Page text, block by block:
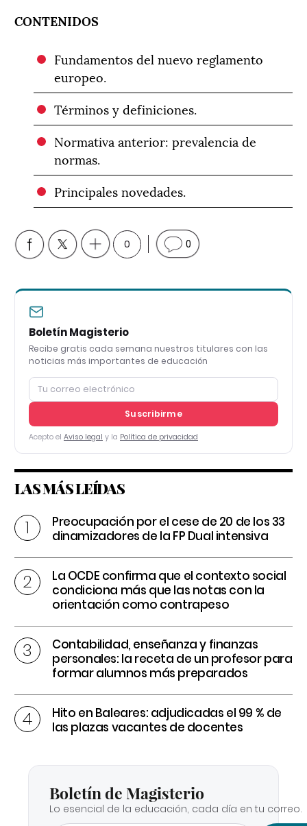
CONTENIDOS
Fundamentos del nuevo reglamento
europeo.
Términos y definiciones.
Normativa anterior: prevalencia de
normas.
Principales novedades.
0 0
Boletín Magisterio
Recibe gratis cada semana nuestros titulares con las
noticias más importantes de educación
Suscribirme
Acepto el Aviso legal y la Política de privacidad
LAS MÁS LEÍDAS
Preocupación por el cese de 20 de los 33
dinamizadores de la FP Dual intensiva
La OCDE confirma que el contexto social
condiciona más que las notas con la
orientación como contrapeso
Contabilidad, enseñanza y finanzas
personales: la receta de un profesor para
formar alumnos más preparados
Hito en Baleares: adjudicadas el 99 % de
las plazas vacantes de docentes
Boletín de Magisterio
Lo esencial de la educación, cada día en tu correo.